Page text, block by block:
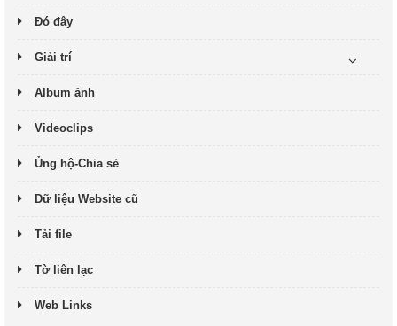
Đó đây
Giải trí
Album ảnh
Videoclips
Ủng hộ-Chia sẻ
Dữ liệu Website cũ
Tải file
Tờ liên lạc
Web Links